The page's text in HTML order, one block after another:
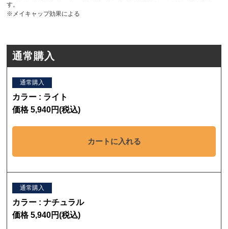
す。
※メイキャップ効果による
通常購入
通常購入
カラー : ライト
価格 5,940円(税込)
カートに入れる
通常購入
カラー : ナチュラル
価格 5,940円(税込)